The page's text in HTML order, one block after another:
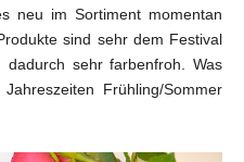
neu im Sortiment momentan
sind sehr dem Festival
sehr farbenfroh. Was
Frühling/Sommer